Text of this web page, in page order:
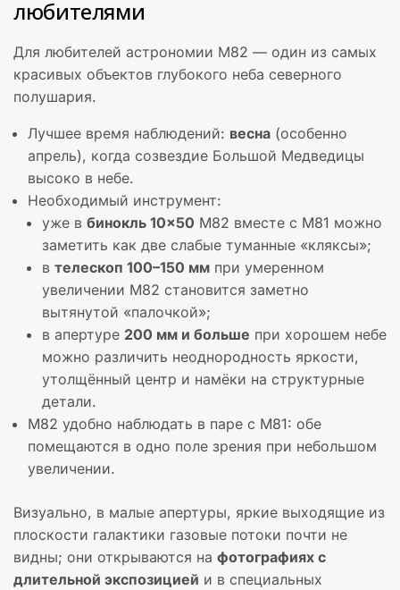
любителями
Для любителей астрономии М82 — один из самых
красивых объектов глубокого неба северного
полушария.
Лучшее время наблюдений: весна (особенно
апрель), когда созвездие Большой Медведицы
высоко в небе.
Необходимый инструмент:
уже в бинокль 10×50 M82 вместе с M81 можно
заметить как две слабые туманные «кляксы»;
в телескоп 100–150 мм при умеренном
увеличении M82 становится заметно
вытянутой «палочкой»;
в апертуре 200 мм и больше при хорошем небе
можно различить неоднородность яркости,
утолщённый центр и намёки на структурные
детали.
M82 удобно наблюдать в паре с M81: обе
помещаются в одно поле зрения при небольшом
увеличении.
Визуально, в малые апертуры, яркие выходящие из
плоскости галактики газовые потоки почти не
видны; они открываются на фотографиях с
длительной экспозицией и в специальных